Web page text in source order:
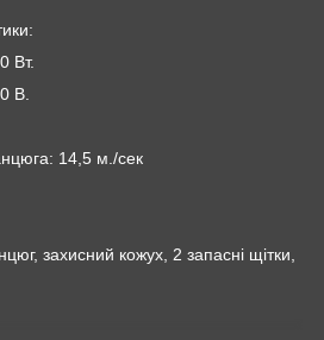
Вт.
В.
14,5 м./сек
захисний кожух, 2 запасні щітки,